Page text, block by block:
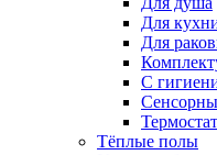
Для
Для
С
Тёплые полы